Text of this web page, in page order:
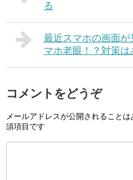
る
最近スマホの画面
マホ老眼！？対策は
コメントをどうぞ
メールアドレスが公開されることは
須項目です